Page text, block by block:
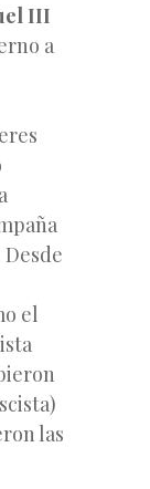
III
a
el
las